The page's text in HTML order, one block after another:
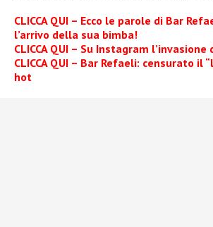
CLICCA QUI – Ecco le parole di Bar
l’arrivo della sua bimba!
CLICCA QUI – Su Instagram l’invasione
CLICCA QUI – Bar Refaeli: censurato il
hot